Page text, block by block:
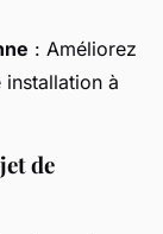
: Améliorez
à
de